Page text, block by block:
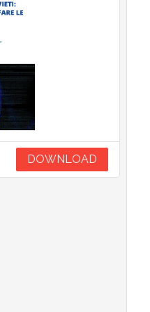
DOWNLOAD